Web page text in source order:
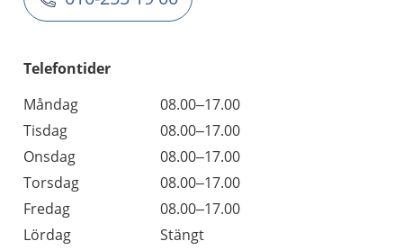
Telefontider
Måndag
08.00–17.00
Tisdag
08.00–17.00
Onsdag
08.00–17.00
Torsdag
08.00–17.00
Fredag
08.00–17.00
Lördag
Stängt